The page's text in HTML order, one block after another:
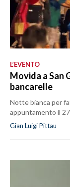
L’EVENTO
Movida a San
bancarelle
Notte bianca per
appuntamento il
Gian Luigi Pittau